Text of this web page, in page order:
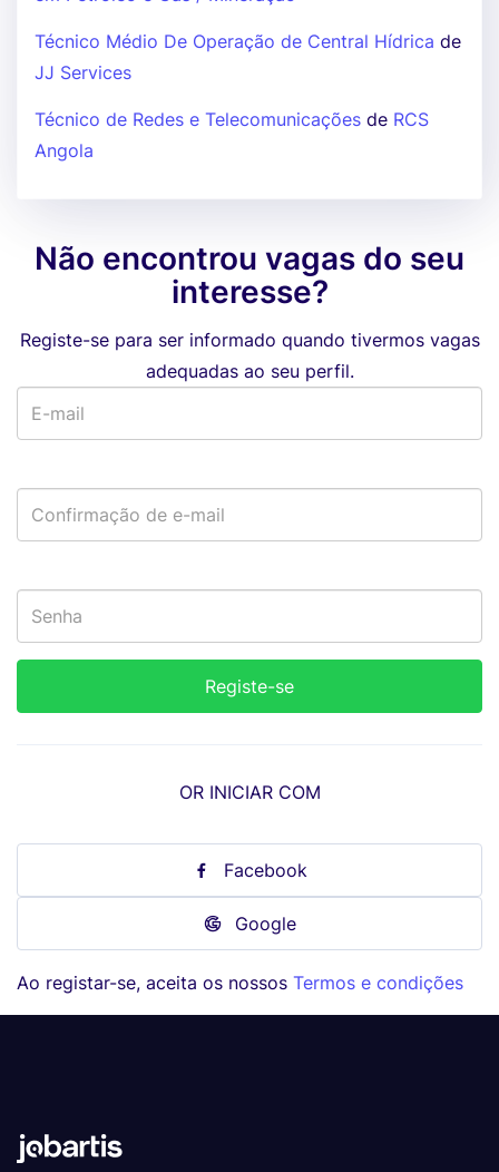
Técnico Médio De Operação de Central Hídrica de
JJ Services
Técnico de Redes e Telecomunicações de RCS
Angola
Não encontrou vagas do seu
interesse?
Registe-se para ser informado quando tivermos vagas
adequadas ao seu perfil.
OR INICIAR COM
Facebook
Google
Ao registar-se, aceita os nossos Termos e condições